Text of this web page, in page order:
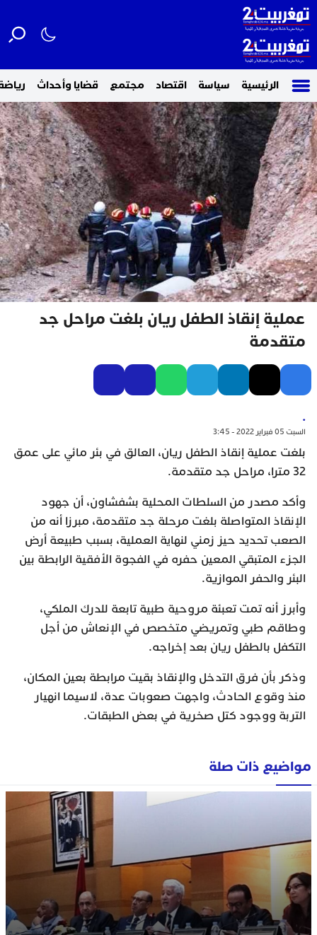
الرئيسية سياسة اقتصاد مجتمع قضايا وأحداث
عملية إنقاذ الطفل ريان بلغت مراحل جد
متقدمة
.
السبت 05 فبراير 2022 - 3:45
بلغت عملية إنقاذ الطفل ريان، العالق في بئر مائي على عمق
32 مترا، مراحل جد متقدمة.
وأكد مصدر من السلطات المحلية بشفشاون، أن جهود
الإنقاذ المتواصلة بلغت مرحلة جد متقدمة، مبرزا أنه من
الصعب تحديد حيز زمني لنهاية العملية، بسبب طبيعة أرض
الجزء المتبقي المعين حفره في الفجوة الأفقية الرابطة بين
البئر والحفر الموازية.
وأبرز أنه تمت تعبئة مروحية طبية تابعة للدرك الملكي،
وطاقم طبي وتمريضي متخصص في الإنعاش من أجل
التكفل بالطفل ريان بعد إخراجه.
وذكر بأن فرق التدخل والإنقاذ بقيت مرابطة بعين المكان،
منذ وقوع الحادث، واجهت صعوبات عدة، لاسيما انهيار
التربة ووجود كتل صخرية في بعض الطبقات.
مواضيع ذات صلة